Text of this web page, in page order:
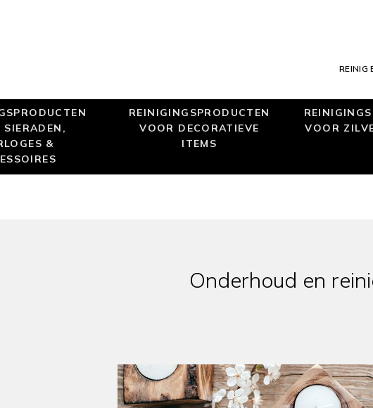
REINIG
SIERADEN,
&
REINIGINGSPRODUCTEN
VOOR DECORATIEVE
ITEMS
VOOR
Onderhoud en